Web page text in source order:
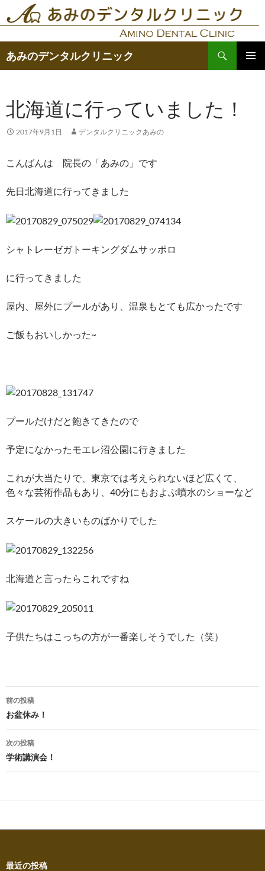
ン
ツ
キ
ッ
プ
あみのデンタルクリニック
索
北海道に行っていました！
2017年9月1日 デンタルクリニックあみの
こんばんは 院長の「あみの」です
先日北海道に行ってきました
シャトレーゼガトーキングダムサッポロ
に行ってきました
屋内、屋外にプールがあり、温泉もとても広かったです
ご飯もおいしかった~
プールだけだと飽きてきたので
予定になかったモエレ沼公園に行きました
これが大当たりで、東京では考えられないほど広くて、
色々な芸術作品もあり、40分にもおよぶ噴水のショーなど
スケールの大きいものばかりでした
北海道と言ったらこれですね
子供たちはこっちの方が一番楽しそうでした（笑）
投
稿
ナ
ビ
ゲ
ー
ン
前の投稿
お盆休み！
次の投稿
学術講演会！
最近の投稿